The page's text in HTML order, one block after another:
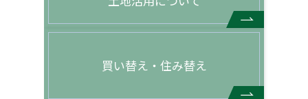
買い替え・住み替え